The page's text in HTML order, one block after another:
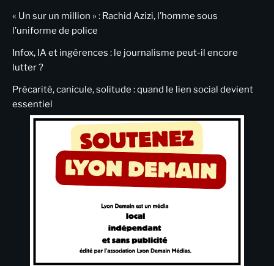
« Un sur un million » : Rachid Azizi, l’homme sous
l’uniforme de police
Infox, IA et ingérences : le journalisme peut-il encore
lutter ?
Précarité, canicule, solitude : quand le lien social devient
essentiel